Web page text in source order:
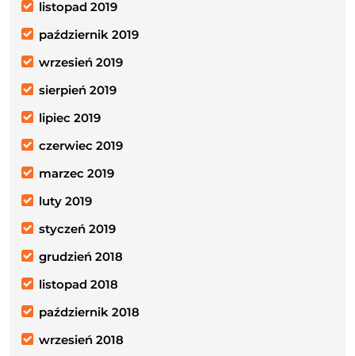
listopad 2019
październik 2019
wrzesień 2019
sierpień 2019
lipiec 2019
czerwiec 2019
marzec 2019
luty 2019
styczeń 2019
grudzień 2018
listopad 2018
październik 2018
wrzesień 2018